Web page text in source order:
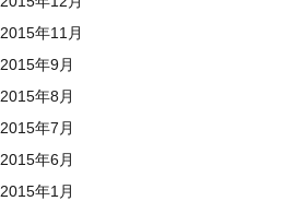
2015年11月
2015年9月
2015年8月
2015年7月
2015年6月
2015年1月